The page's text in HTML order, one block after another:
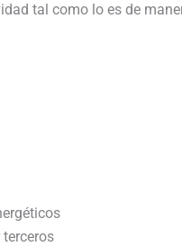
tal como lo es de